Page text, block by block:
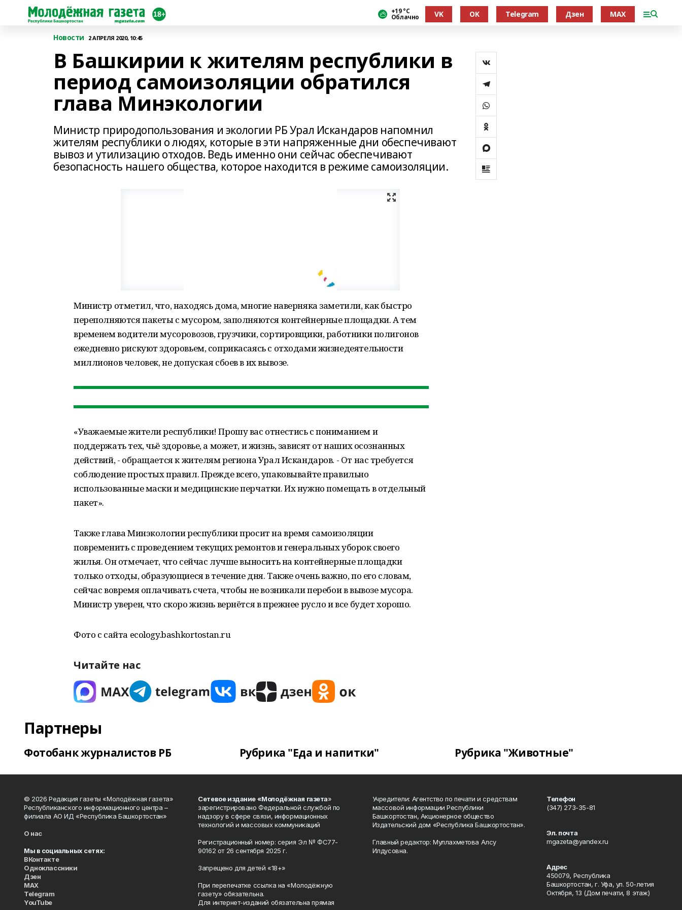
+19 °С
Облачно VK OK Telegram Дзен MAX
Новости 2 АПРЕЛЯ 2020, 10:45
В Башкирии к жителям республики в
период самоизоляции обратился
глава Минэкологии
Министр природопользования и экологии РБ Урал Искандаров напомнил
жителям республики о людях, которые в эти напряженные дни обеспечивают
вывоз и утилизацию отходов. Ведь именно они сейчас обеспечивают
безопасность нашего общества, которое находится в режиме самоизоляции.
Министр отметил, что, находясь дома, многие наверняка заметили, как быстро
переполняются пакеты с мусором, заполняются контейнерные площадки. А тем
временем водители мусоровозов, грузчики, сортировщики, работники полигонов
ежедневно рискуют здоровьем, соприкасаясь с отходами жизнедеятельности
миллионов человек, не допуская сбоев в их вывозе.
«Уважаемые жители республики! Прошу вас отнестись с пониманием и
поддержать тех, чьё здоровье, а может, и жизнь, зависят от наших осознанных
действий, - обращается к жителям региона Урал Искандаров. - От нас требуется
соблюдение простых правил. Прежде всего, упаковывайте правильно
использованные маски и медицинские перчатки. Их нужно помещать в отдельный
пакет».
Также глава Минэкологии республики просит на время самоизоляции
повременить с проведением текущих ремонтов и генеральных уборок своего
жилья. Он отмечает, что сейчас лучше выносить на контейнерные площадки
только отходы, образующиеся в течение дня. Также очень важно, по его словам,
сейчас вовремя оплачивать счета, чтобы не возникали перебои в вывозе мусора.
Министр уверен, что скоро жизнь вернётся в прежнее русло и все будет хорошо.
Фото с сайта ecology.bashkortostan.ru
Читайте нас
Партнеры
Фотобанк журналистов РБ Рубрика "Еда и напитки" Рубрика "Животные"
© 2026 Редакция газеты «Молодёжная газета»
Республиканского информационного центра –
филиала АО ИД «Республика Башкортостан»
О нас
Мы в социальных сетях:
ВКонтакте
Одноклассники
Дзен
MAX
Telegram
YouTube
Сетевое издание «Молодёжная газета»
зарегистрировано Федеральной службой по
надзору в сфере связи, информационных
технологий и массовых коммуникаций
Регистрационный номер: серия Эл № ФС77-
90162 от 26 сентября 2025 г.
Запрещено для детей «18+»
При перепечатке ссылка на «Молодёжную
газету» обязательна.
Для интернет-изданий обязательна прямая
Учредители: Агентство по печати и средствам
массовой информации Республики
Башкортостан, Акционерное общество
Издательский дом «Республика Башкортостан».
Главный редактор: Муллахметова Алсу
Илдусовна.
Телефон
(347) 273-35-81
Эл. почта
mgazeta@yandex.ru
Адрес
450079, Республика
Башкортостан, г. Уфа, ул. 50-летия
Октября, 13 (Дом печати, 8 этаж)